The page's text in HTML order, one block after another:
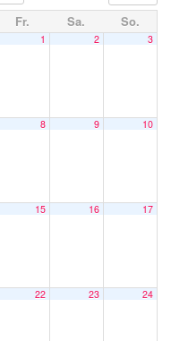
Fr. Sa. So.
1 2 3
8 9 10
15 16 17
22 23 24